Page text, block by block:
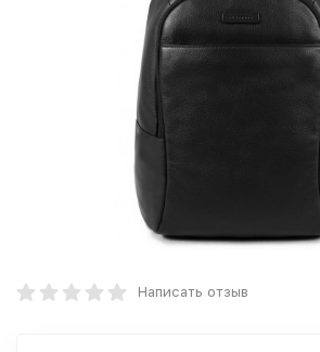
Написать отзыв